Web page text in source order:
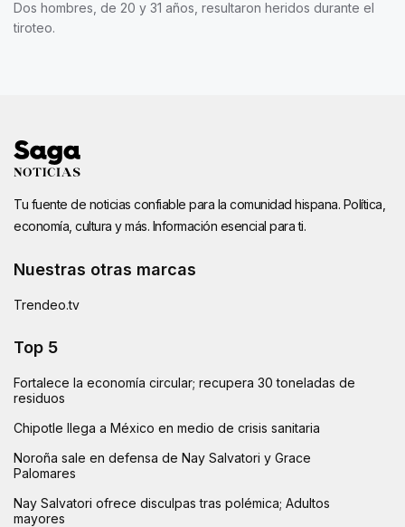
Dos hombres, de 20 y 31 años, resultaron heridos durante el
tiroteo.
Tu fuente de noticias confiable para la comunidad hispana. Política,
economía, cultura y más. Información esencial para ti.
Nuestras otras marcas
Trendeo.tv
Top 5
Fortalece la economía circular; recupera 30 toneladas de
residuos
Chipotle llega a México en medio de crisis sanitaria
Noroña sale en defensa de Nay Salvatori y Grace
Palomares
Nay Salvatori ofrece disculpas tras polémica; Adultos
mayores